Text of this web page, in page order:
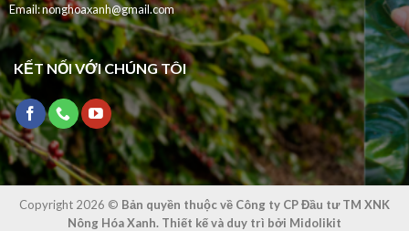
Email:nonghoaxanh@gmail.com
KẾT NỐI VỚI CHÚNG TÔI
Copyright 2026 © Bản quyền thuộc về Công ty CP Đầu tư TM XNK
Nông Hóa Xanh. Thiết kế và duy trì bởi Midolikit